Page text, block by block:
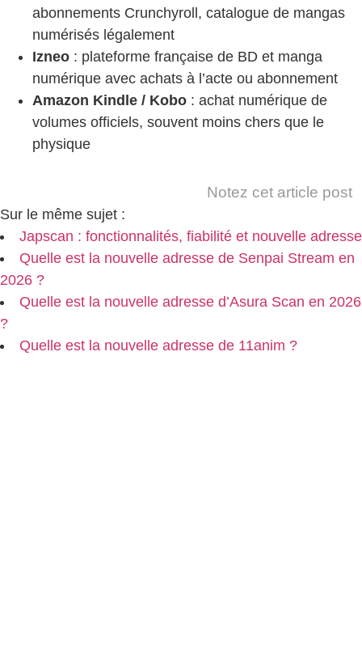
abonnements Crunchyroll, catalogue de mangas
numérisés légalement
Izneo : plateforme française de BD et manga
numérique avec achats à l’acte ou abonnement
Amazon Kindle / Kobo : achat numérique de
volumes officiels, souvent moins chers que le
physique
Notez cet article post
Sur le même sujet :
Japscan : fonctionnalités, fiabilité et nouvelle adresse
Quelle est la nouvelle adresse de Senpai Stream en
2026 ?
Quelle est la nouvelle adresse d’Asura Scan en 2026
?
Quelle est la nouvelle adresse de 11anim ?